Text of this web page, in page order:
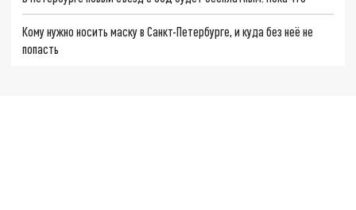
Кому нужно носить маску в Санкт-Петербурге, и куда без неё не
попасть